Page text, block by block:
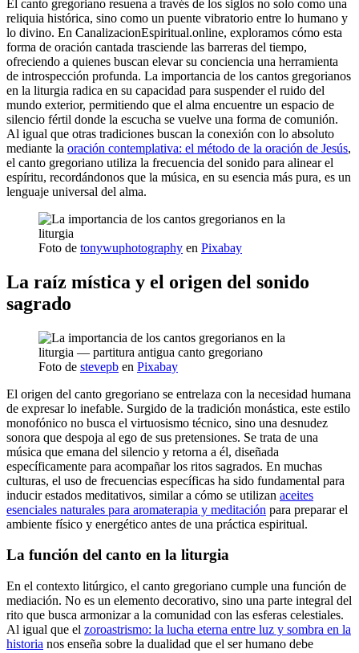
El canto gregoriano resuena a través de los siglos no solo como una
reliquia histórica, sino como un puente vibratorio entre lo humano y
lo divino. En CanalizacionEspiritual.online, exploramos cómo esta
forma de oración cantada trasciende las barreras del tiempo,
ofreciendo a quienes buscan elevar su conciencia una herramienta
de introspección profunda. La importancia de los cantos gregorianos
en la liturgia radica en su capacidad para suspender el ruido del
mundo exterior, permitiendo que el alma encuentre un espacio de
silencio fértil donde la escucha se vuelve una forma de comunión.
Al igual que otras tradiciones buscan la conexión con lo absoluto
mediante la oración contemplativa: el método de la oración de Jesús,
el canto gregoriano utiliza la frecuencia del sonido para alinear el
espíritu, recordándonos que la música, en su esencia más pura, es un
lenguaje universal del alma.
Foto de tonywuphotography en Pixabay
La raíz mística y el origen del sonido
sagrado
Foto de stevepb en Pixabay
El origen del canto gregoriano se entrelaza con la necesidad humana
de expresar lo inefable. Surgido de la tradición monástica, este estilo
monofónico no busca el virtuosismo técnico, sino una desnudez
sonora que despoja al ego de sus pretensiones. Se trata de una
música que emana del silencio y retorna a él, diseñada
específicamente para acompañar los ritos sagrados. En muchas
culturas, el uso de frecuencias específicas ha sido fundamental para
inducir estados meditativos, similar a cómo se utilizan aceites
esenciales naturales para aromaterapia y meditación para preparar el
ambiente físico y energético antes de una práctica espiritual.
La función del canto en la liturgia
En el contexto litúrgico, el canto gregoriano cumple una función de
mediación. No es un elemento decorativo, sino una parte integral del
rito que busca armonizar a la comunidad con las esferas celestiales.
Al igual que el zoroastrismo: la lucha eterna entre luz y sombra en la
historia nos enseña sobre la dualidad que el ser humano debe